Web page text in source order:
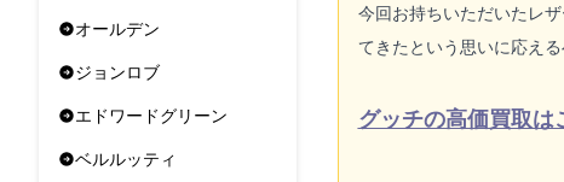
オールデン
ジョンロブ
エドワードグリーン
ベルルッティ
今回お持ちいただいたレ
てきたという思いに応え
グッチの高価買取は